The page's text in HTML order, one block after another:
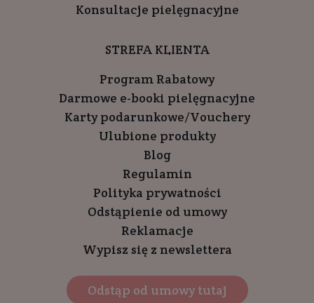
Konsultacje pielęgnacyjne
STREFA KLIENTA
Program Rabatowy
Darmowe e-booki pielęgnacyjne
Karty podarunkowe/Vouchery
Ulubione produkty
Blog
Regulamin
Polityka prywatności
Odstąpienie od umowy
Reklamacje
Wypisz się z newslettera
Odstąp od umowy tutaj